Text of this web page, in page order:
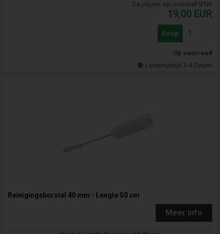
De prijzen zijn inclusief BTW
19,00 EUR
Koop
Op voorraad
Leveringstijd 3-4 Dagen
Reinigingsborstel 40 mm - Lengte 50 cm
Meer info